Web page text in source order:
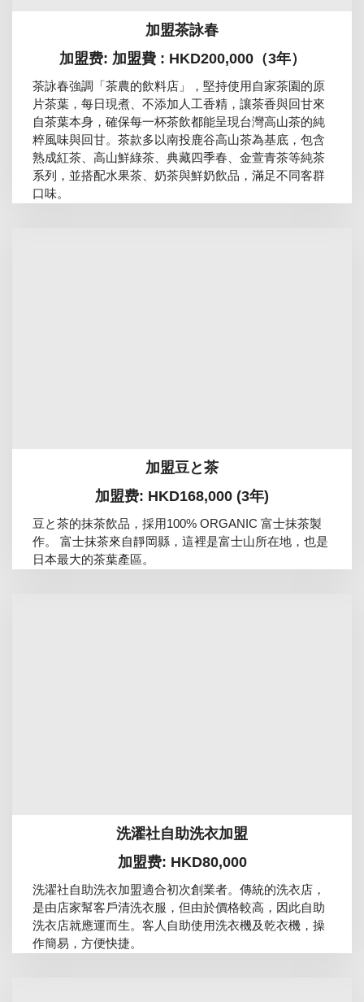
加盟茶詠春
加盟费: 加盟費 : HKD200,000（3年）
茶詠春強調「茶農的飲料店」，堅持使用自家茶園的原
片茶葉，每日現煮、不添加人工香精，讓茶香與回甘來
自茶葉本身，確保每一杯茶飲都能呈現台灣高山茶的純
粹風味與回甘。茶款多以南投鹿谷高山茶為基底，包含
熟成紅茶、高山鮮綠茶、典藏四季春、金萱青茶等純茶
系列，並搭配水果茶、奶茶與鮮奶飲品，滿足不同客群
口味。
加盟豆と茶
加盟费: HKD168,000 (3年)
豆と茶的抹茶飲品，採用100% ORGANIC 富士抹茶製
作。 富士抹茶來自靜岡縣，這裡是富士山所在地，也是
日本最大的茶葉產區。
洗濯社自助洗衣加盟
加盟费: HKD80,000
洗濯社自助洗衣加盟適合初次創業者。傳統的洗衣店，
是由店家幫客戶清洗衣服，但由於價格較高，因此自助
洗衣店就應運而生。客人自助使用洗衣機及乾衣機，操
作簡易，方便快捷。